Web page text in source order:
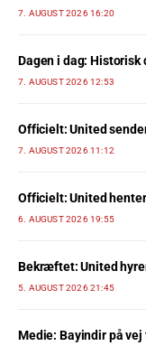
7. AUGUST 2026 16:20
Dagen i dag:
7. AUGUST 2026 12:53
Officielt: United
7. AUGUST 2026 11:12
Officielt: United
6. AUGUST 2026 19:55
Bekræftet: United
5. AUGUST 2026 21:45
Medie: Bayindir på